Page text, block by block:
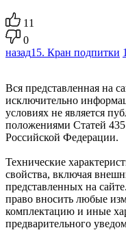
11
0
назад15. Кран подпитки
Вся представленная на
исключительно
условиях не является
положениями Статей 435
Российской Федерации.
Технические
свойства, включая
представленных на
право вносить любые
комплектацию и иные
предварительного